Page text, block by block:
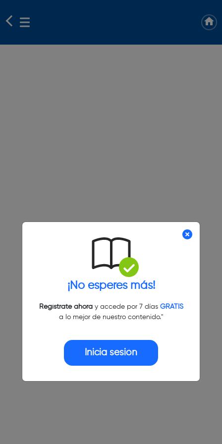
¡No esperes más!
Regístrate ahoray accede por 7 días GRATIS
a lo mejor de nuestro contenido."
Inicia sesión